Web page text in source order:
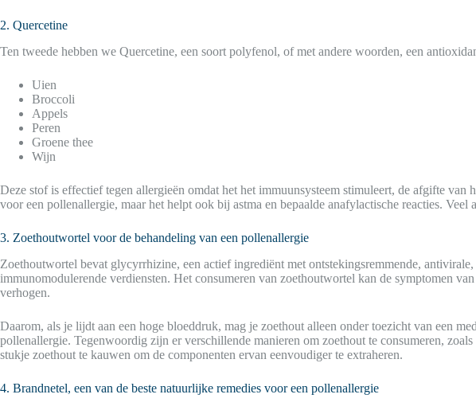
2. Quercetine
Ten tweede hebben we Quercetine, een soort polyfenol, of met andere woorden, een
Uien
Broccoli
Appels
Peren
Groene thee
Wijn
Deze stof is effectief tegen allergieën omdat het het immuunsysteem stimuleert, de afgifte
voor een pollenallergie, maar het helpt ook bij astma en bepaalde anafylactische reacties.
3. Zoethoutwortel voor de behandeling van een pollenallergie
Zoethoutwortel bevat glycyrrhizine, een actief ingrediënt met ontstekingsremmende,
immunomodulerende verdiensten. Het consumeren van zoethoutwortel kan de symptomen
verhogen.
Daarom, als je lijdt aan een hoge bloeddruk, mag je zoethout alleen onder toezicht van een
pollenallergie. Tegenwoordig zijn er verschillende manieren om zoethout te consumeren,
stukje zoethout te kauwen om de componenten ervan eenvoudiger te extraheren.
4. Brandnetel, een van de beste natuurlijke remedies voor een pollenallergie